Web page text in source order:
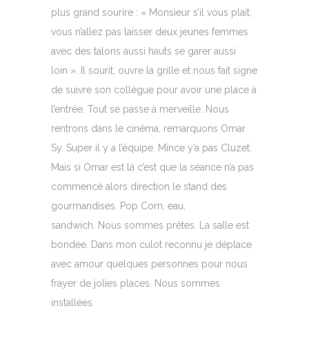
plus grand sourire : « Monsieur s’il vous plait,
vous n’allez pas laisser deux jeunes femmes
avec des talons aussi hauts se garer aussi
loin ». Il sourit, ouvre la grille et nous fait signe
de suivre son collègue pour avoir une place à
l’entrée. Tout se passe à merveille. Nous
rentrons dans le cinéma, remarquons Omar
Sy. Super il y a l’équipe. Mince y’a pas Cluzet.
Mais si Omar est là c’est que la séance n’a pas
commencé alors direction le stand des
gourmandises. Pop Corn, eau,
sandwich. Nous sommes prêtes. La salle est
bondée. Dans mon culot reconnu je déplace
avec amour quelques personnes pour nous
frayer de jolies places. Nous sommes
installées.